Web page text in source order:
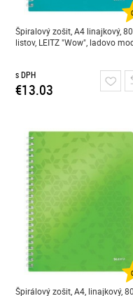
Špiralový zošit, A4 linajkový, 80
listov, LEITZ "Wow", ladovo
s DPH
€13.03
Špirálový zošit, A4, linajkový, 80